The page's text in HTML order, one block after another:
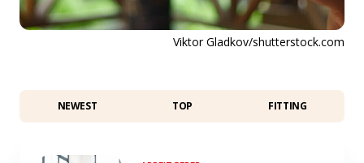
Viktor Gladkov/shutterstock.com
NEWEST TOP FITTING